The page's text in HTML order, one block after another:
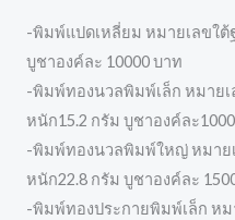
-พิมพ์แปดเหลี่ยม หมายเลขใต้
บูชาองค์ละ 10000 บาท
-พิมพ์ทองนวลพิมพ์เล็ก หมายเ
หนัก15.2 กรัม บูชาองค์ละ
-พิมพ์ทองนวลพิมพ์ใหญ่ หมาย
หนัก22.8 กรัม บูชาองค์ละ
-พิมพ์ทองประกายพิมพ์เล็ก หม